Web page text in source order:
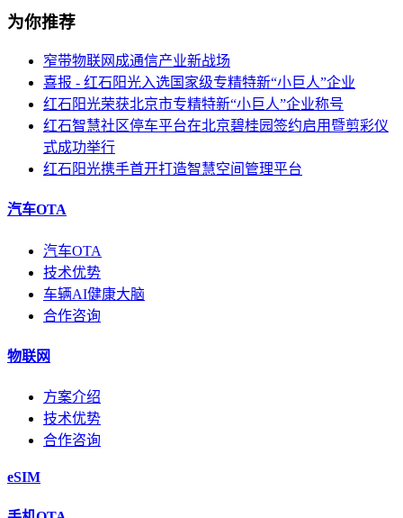
为你推荐
窄带物联网成通信产业新战场
喜报 - 红石阳光入选国家级专精特新“小巨人”企业
红石阳光荣获北京市专精特新“小巨人”企业称号
红石智慧社区停车平台在北京碧桂园签约启用暨剪彩仪
式成功举行
红石阳光携手首开打造智慧空间管理平台
汽车OTA
汽车OTA
技术优势
车辆AI健康大脑
合作咨询
物联网
方案介绍
技术优势
合作咨询
eSIM